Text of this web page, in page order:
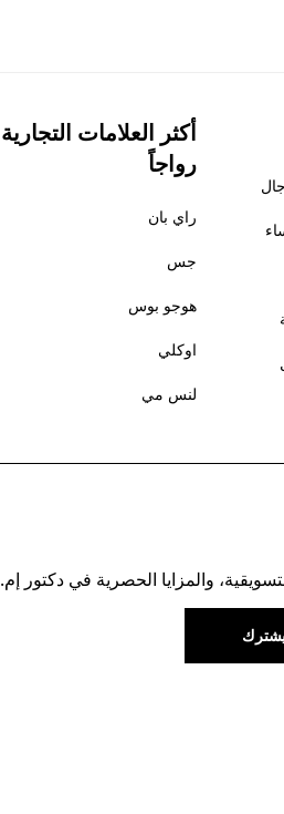
أكثر العلامات التجارية
رواجاً
راي بان
جس
هوجو بوس
اوكلي
لنس مي
والمزايا الحصرية في دكتور إم.